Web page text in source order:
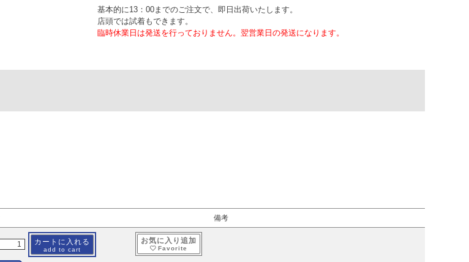
基本的に13：00までのご注文で、即日出荷いたします。
店頭では試着もできます。
臨時休業日は発送を行っておりません。翌営業日の発送になります。
備考
カートに入れる
add to cart
お気に入り追加
Favorite